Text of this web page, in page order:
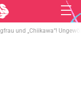
und „Chiikawa“!